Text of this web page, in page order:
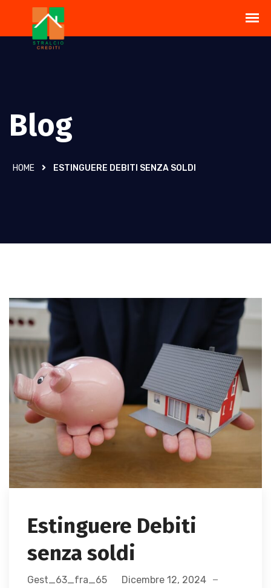
Blog
HOME ESTINGUERE DEBITI SENZA SOLDI
Estinguere Debiti
senza soldi
Gest_63_fra_65 Dicembre 12, 2024